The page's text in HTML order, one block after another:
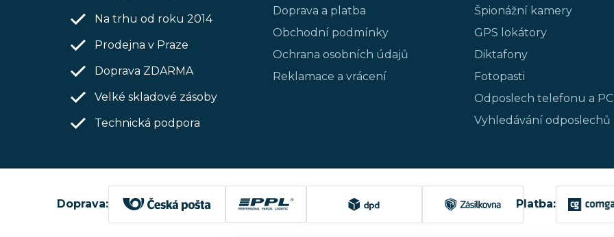
Na trhu od roku 2014
Prodejna v Praze
Doprava ZDARMA
Velké skladové zásoby
Technická podpora
Doprava a platba
Obchodní podmínky
Ochrana osobních údajů
Reklamace a vrácení
Špionážní kamery
GPS lokátory
Diktafony
Fotopasti
Odposlech telefonu a PC
Vyhledávání odposlechů
Doprava: Platba: